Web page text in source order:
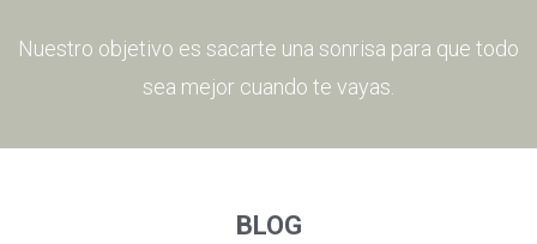
Sedación Consciente
Nuestro objetivo es sacarte una sonrisa para que todo
sea mejor cuando te vayas.
BLOG